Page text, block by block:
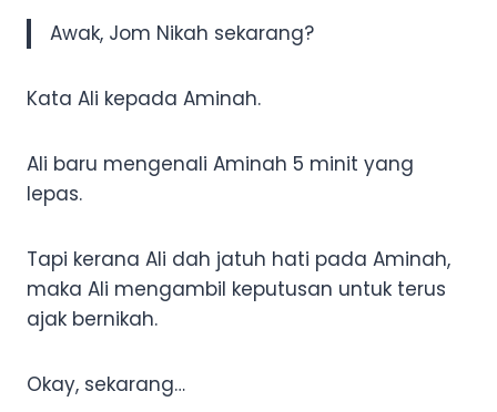
Awak, Jom Nikah sekarang?
Kata Ali kepada Aminah.
Ali baru mengenali Aminah 5 minit yang
lepas.
Tapi kerana Ali dah jatuh hati pada Aminah,
maka Ali mengambil keputusan untuk terus
ajak bernikah.
Okay, sekarang…